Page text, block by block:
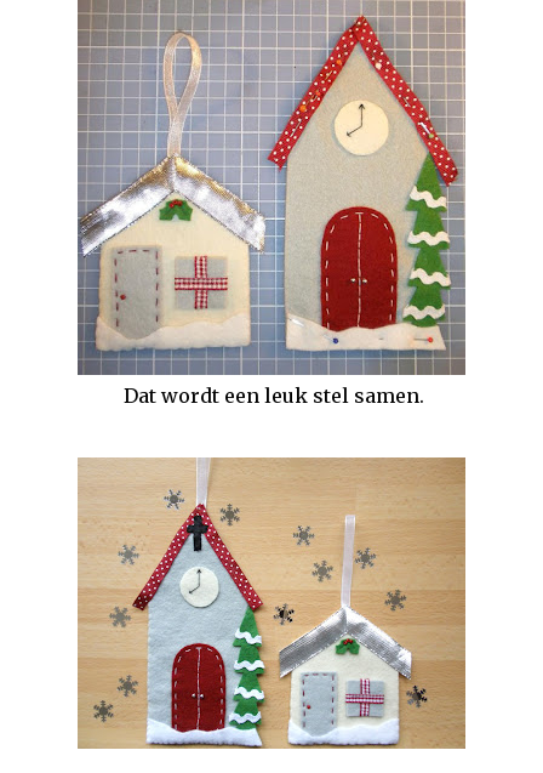
Dat wordt een leuk stel samen.